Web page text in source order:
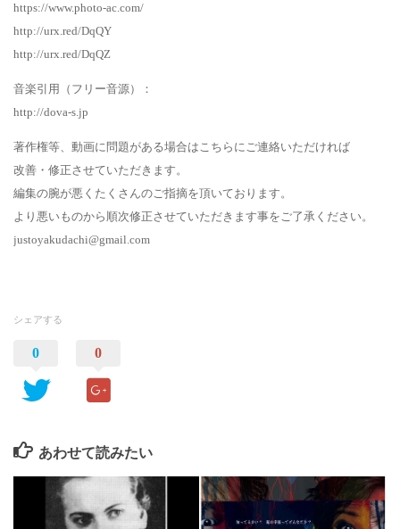
https://www.photo-ac.com/
http://urx.red/DqQY
http://urx.red/DqQZ
音楽引用（フリー音源）：
http://dova-s.jp
著作権等、動画に問題がある場合はこちらにご連絡いただければ
改善・修正させていただきます。
編集の腕が悪くたくさんのご指摘を頂いております。
より悪いものから順次修正させていただきます事をご了承ください。
justoyakudachi@gmail.com
シェアする
0 0
あわせて読みたい